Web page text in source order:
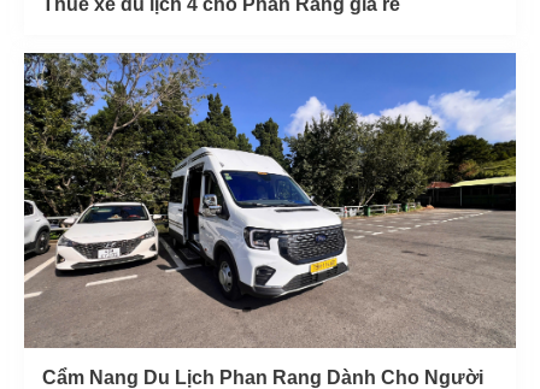
Cẩm Nang Du Lịch Phan Rang Dành Cho Người